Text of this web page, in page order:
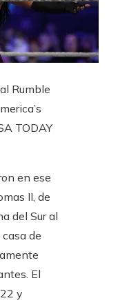
Rumble
TODAY
en ese
II, de
del Sur al
de
El
y